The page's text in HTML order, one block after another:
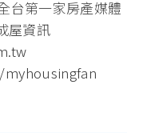
台第一家房產媒體
屋資訊